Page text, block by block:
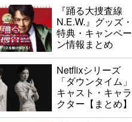
『踊る大捜査線
N.E.W.』グッズ・
特典・キャンペー
ン情報まとめ
Netflixシリーズ
「ダウンタイム」
キャスト・キャラ
クター【まとめ】